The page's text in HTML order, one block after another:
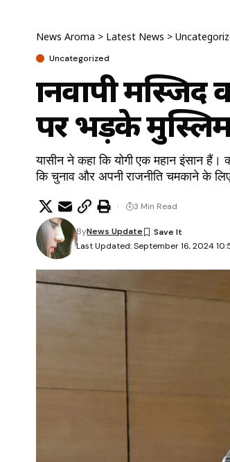
News Aroma > Latest News >
Uncategorized
ज्ञानवापी
पर भड़के
यासीन ने कहा कि योगी एक महान इंसान
कि चुनाव और अपनी राजनीति चमकाने के
Last Updated: September 16, 2024
ByNews Update
3 Min Read